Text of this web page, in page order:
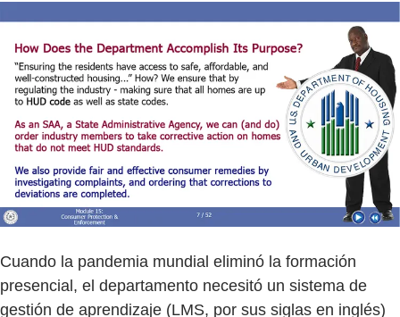
Cuando la pandemia mundial eliminó la formación
presencial, el departamento necesitó un sistema de
gestión de aprendizaje (LMS, por sus siglas en inglés)